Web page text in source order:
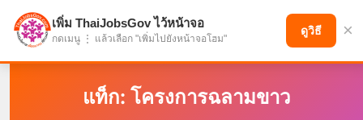
แบ่งปันโอกาส เพื่ออนาคตที่ก้าวหน้า
แท็ก: โครงการฉลามขาว
เพิ่ม ThaiJobsGov ไว้หน้าจอ
กดเมนู ⋮ แล้วเลือก "เพิ่มไปยังหน้าจอโฮม"
ดูวิธี ×